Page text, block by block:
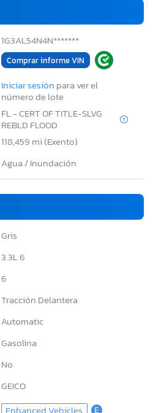
1G3AL54N4N*******
Comprar informe VIN
Iniciar sesión para ver el
número de lote
FL - CERT OF TITLE-SLVG
REBLD FLOOD
118,459 mi (Exento)
Agua / Inundación
Gris
3.3L 6
6
Tracción Delantera
Automatic
Gasolina
No
GEICO
E